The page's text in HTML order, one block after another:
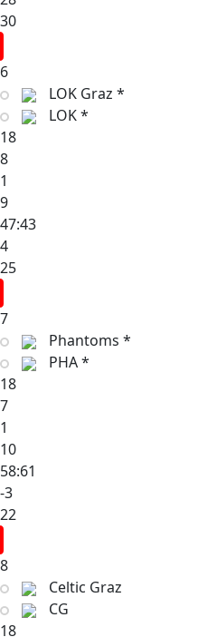
30
6
LOK Graz *
LOK *
18
8
1
9
47:43
4
25
7
Phantoms *
PHA *
18
7
1
10
58:61
-3
22
8
Celtic Graz
CG
18